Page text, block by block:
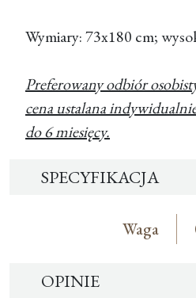
Wymiary: 73x180 cm;
Preferowany odbiór
cena ustalana
do 6 miesięcy.
SPECYFIKACJA
Waga
OPINIE